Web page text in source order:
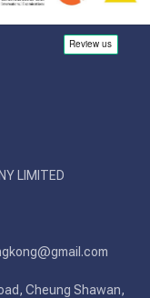
LIMITED
Cheung Shawan,